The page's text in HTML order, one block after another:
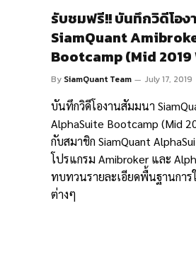
รับชมฟรี!! บันทึกวิดีโอ
SiamQuant
Bootcamp (Mid
By SiamQuant Team July 17, 2019
บันทึกวิดีโองานสัมมนา
AlphaSuite Bootcamp (Mid
กับสมาชิก SiamQuant
โปรแกรม Amibroker และ
ทบทวนรายละเอียดพื้นฐานการ
ต่างๆ